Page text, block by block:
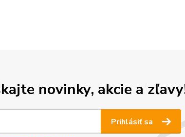
novinky, akcie a
Prihlásiť sa